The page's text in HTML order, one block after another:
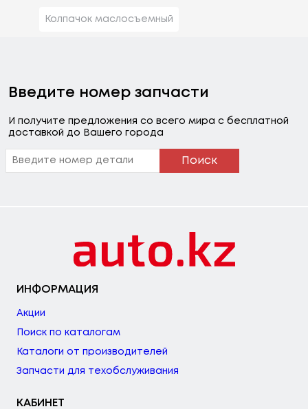
Колпачок маслосъемный
Введите номер запчасти
И получите предложения со всего мира с бесплатной
доставкой до Вашего города
Поиск
ИНФОРМАЦИЯ
Акции
Поиск по каталогам
Каталоги от производителей
Запчасти для техобслуживания
КАБИНЕТ